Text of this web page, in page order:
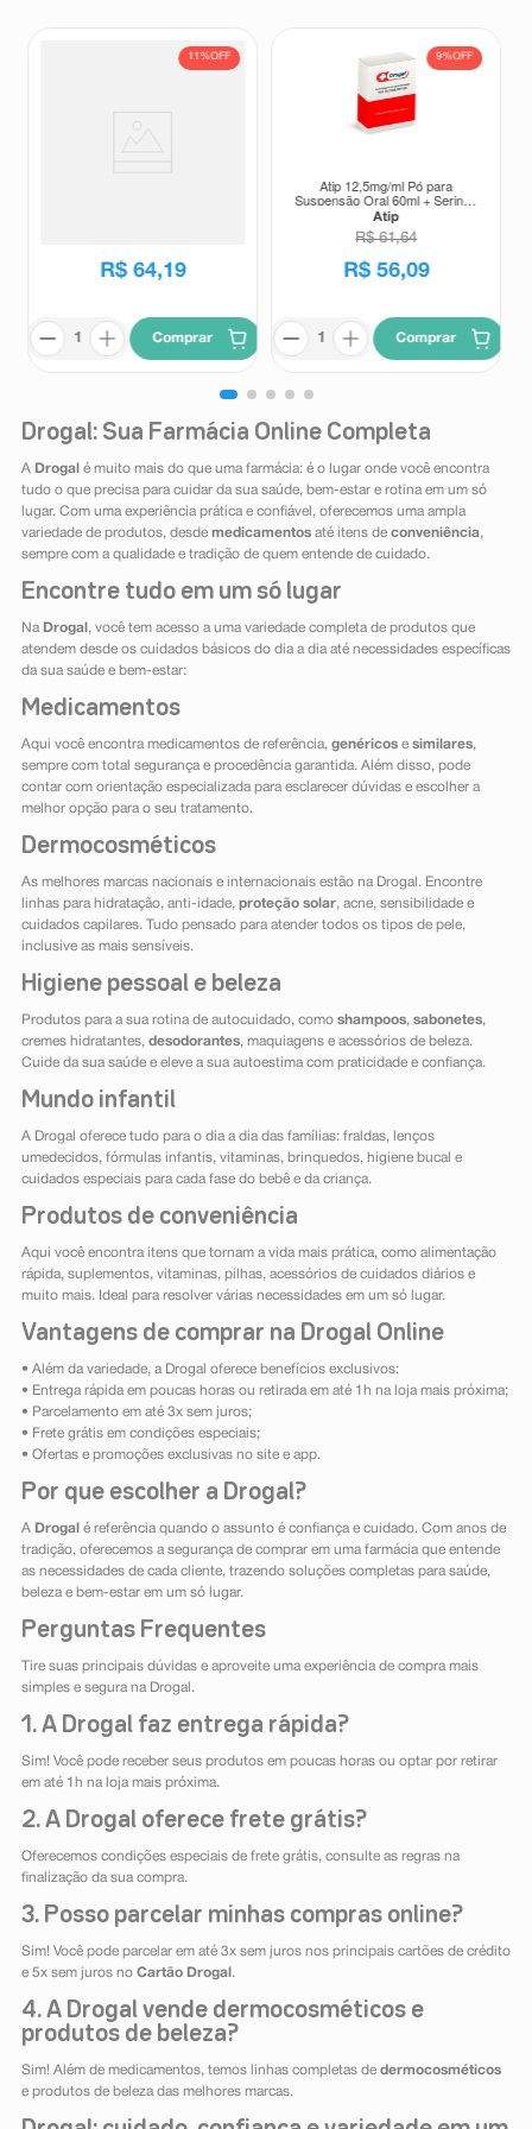
11%OFF
R$ 64,19
Comprar
9%OFF
Atip 12,5mg/ml Pó para
Suspensão Oral 60ml + Seringa
Dosadora
Atip
R$ 61,64
R$ 56,09
Comprar
Drogal: Sua Farmácia Online Completa
A Drogal é muito mais do que uma farmácia: é o lugar onde você encontra
tudo o que precisa para cuidar da sua saúde, bem-estar e rotina em um só
lugar. Com uma experiência prática e confiável, oferecemos uma ampla
variedade de produtos, desde medicamentosaté itens de conveniência,
sempre com a qualidade e tradição de quem entende de cuidado.
Encontre tudo em um só lugar
Na Drogal , você tem acesso a uma variedade completa de produtos que
atendem desde os cuidados básicos do dia a dia até necessidades específicas
da sua saúde e bem-estar:
Medicamentos
Aqui você encontra medicamentos de referência, genéricose similares,
sempre com total segurança e procedência garantida. Além disso, pode
contar com orientação especializada para esclarecer dúvidas e escolher a
melhor opção para o seu tratamento.
Dermocosméticos
As melhores marcas nacionais e internacionais estão na Drogal. Encontre
linhas para hidratação, anti-idade, proteção solar, acne, sensibilidade e
cuidados capilares. Tudo pensado para atender todos os tipos de pele,
inclusive as mais sensíveis.
Higiene pessoal e beleza
Produtos para a sua rotina de autocuidado, como shampoos, sabonetes,
cremes hidratantes, desodorantes, maquiagens e acessórios de beleza.
Cuide da sua saúde e eleve a sua autoestima com praticidade e confiança.
Mundo infantil
A Drogal oferece tudo para o dia a dia das famílias: fraldas, lenços
umedecidos, fórmulas infantis, vitaminas, brinquedos, higiene bucal e
cuidados especiais para cada fase do bebê e da criança.
Produtos de conveniência
Aqui você encontra itens que tornam a vida mais prática, como alimentação
rápida, suplementos, vitaminas, pilhas, acessórios de cuidados diários e
muito mais. Ideal para resolver várias necessidades em um só lugar.
Vantagens de comprar na Drogal Online
• Além da variedade, a Drogal oferece benefícios exclusivos:
• Entrega rápida em poucas horas ou retirada em até 1h na loja mais próxima;
• Parcelamento em até 3x sem juros;
• Frete grátis em condições especiais;
• Ofertas e promoções exclusivas no site e app.
Por que escolher a Drogal?
A Drogal é referência quando o assunto é confiança e cuidado. Com anos de
tradição, oferecemos a segurança de comprar em uma farmácia que entende
as necessidades de cada cliente, trazendo soluções completas para saúde,
beleza e bem-estar em um só lugar.
Perguntas Frequentes
Tire suas principais dúvidas e aproveite uma experiência de compra mais
simples e segura na Drogal.
1. A Drogal faz entrega rápida?
Sim! Você pode receber seus produtos em poucas horas ou optar por retirar
em até 1h na loja mais próxima.
2. A Drogal oferece frete grátis?
Oferecemos condições especiais de frete grátis, consulte as regras na
finalização da sua compra.
3. Posso parcelar minhas compras online?
Sim! Você pode parcelar em até 3x sem juros nos principais cartões de crédito
e 5x sem juros no Cartão Drogal .
4. A Drogal vende dermocosméticos e
produtos de beleza?
Sim! Além de medicamentos, temos linhas completas de dermocosméticos
e produtos de beleza das melhores marcas.